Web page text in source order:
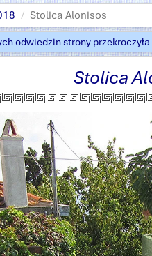
Stolica Alonisos
odwiedzin strony przekroczyła
Stolica